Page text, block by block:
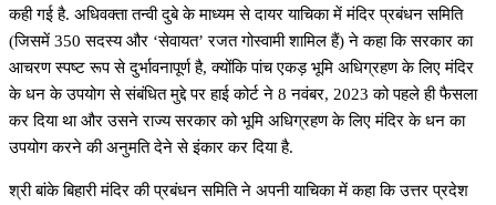
कही गई है. अधिवक्ता तन्वी दुबे के माध्यम से दायर याचिका में मंदिर प्रबंधन समिति
(जिसमें 350 सदस्य और ‘सेवायत’ रजत गोस्वामी शामिल हैं) ने कहा कि सरकार का
आचरण स्पष्ट रूप से दुर्भावनापूर्ण है, क्योंकि पांच एकड़ भूमि अधिग्रहण के लिए मंदिर
के धन के उपयोग से संबंधित मुद्दे पर हाई कोर्ट ने 8 नवंबर, 2023 को पहले ही फैसला
कर दिया था और उसने राज्य सरकार को भूमि अधिग्रहण के लिए मंदिर के धन का
उपयोग करने की अनुमति देने से इंकार कर दिया है.
श्री बांके बिहारी मंदिर की प्रबंधन समिति ने अपनी याचिका में कहा कि उत्तर प्रदेश